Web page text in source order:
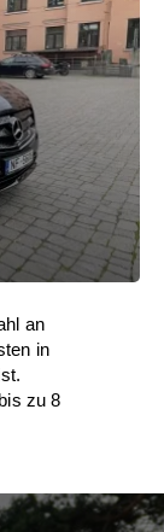
an
in
zu 8